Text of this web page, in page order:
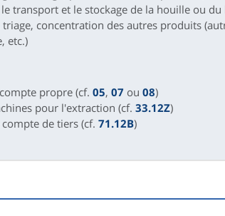
transport et le stockage de la houille ou du
triage, concentration des autres produits
etc.)
propre (cf. 05, 07 ou 08)
pour l'extraction (cf. 33.12Z)
de tiers (cf. 71.12B)